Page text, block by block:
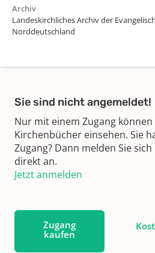
Archiv
Landeskirchliches Archiv der
Norddeutschland
Sie sind nicht angemeldet!
Nur mit einem Zugang
Kirchenbücher einsehen. Sie
Zugang? Dann melden Sie
direkt an.
Jetzt anmelden
Zugang
kaufen